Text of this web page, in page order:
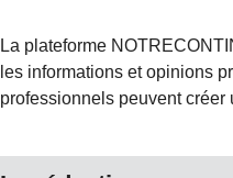
La plateforme
les informations et opinions
professionnels peuvent